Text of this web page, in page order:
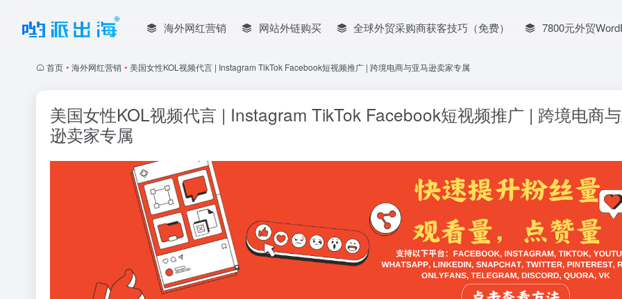
海外网红营销 网站外链购买 全球外贸采购商获客技巧（免费） 7800元外贸
首页 • 海外网红营销 • 美国女性KOL视频代言 | Instagram TikTok Facebook短视频推广 | 跨境电商与亚马逊卖家专属
美国女性KOL视频代言 | Instagram TikTok Facebook短视频推广 | 跨境电商
逊卖家专属